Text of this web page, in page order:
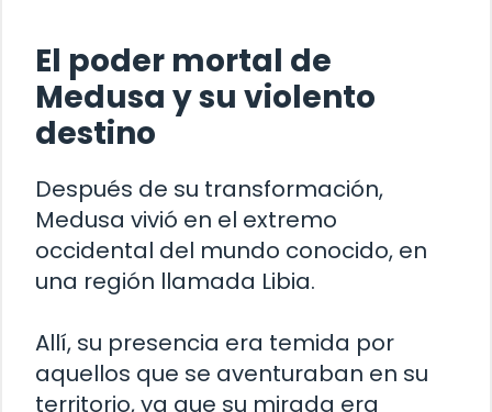
El poder mortal de
Medusa y su violento
destino
Después de su transformación,
Medusa vivió en el extremo
occidental del mundo conocido, en
una región llamada Libia.
Allí, su presencia era temida por
aquellos que se aventuraban en su
territorio, ya que su mirada era